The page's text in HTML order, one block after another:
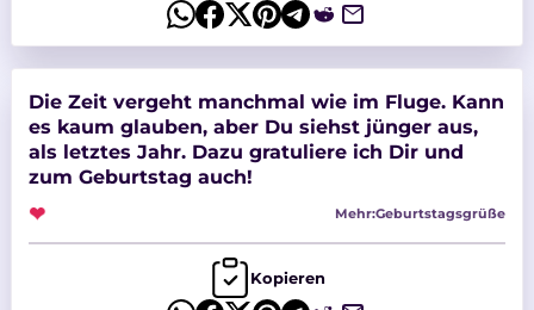
Die Zeit vergeht manchmal wie im Fluge. Kann
es kaum glauben, aber Du siehst jünger aus,
als letztes Jahr. Dazu gratuliere ich Dir und
zum Geburtstag auch!
❤
Mehr:Geburtstagsgrüße
Kopieren